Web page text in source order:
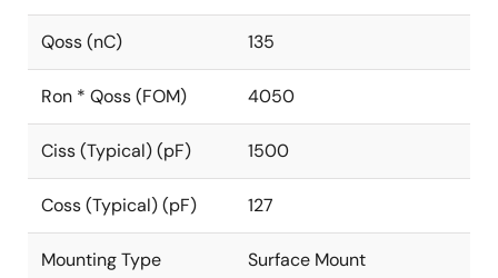
Qoss (nC) 135
Ron * Qoss (FOM) 4050
Ciss (Typical) (pF) 1500
Coss (Typical) (pF) 127
Mounting Type Surface Mount